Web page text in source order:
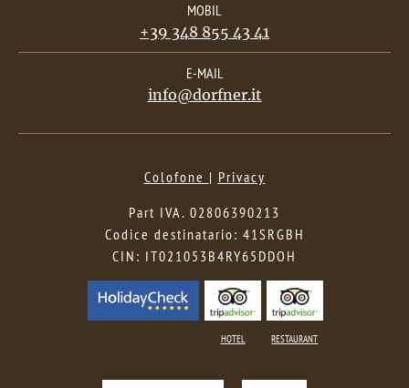
MOBIL
+39 348 855 43 41
E-MAIL
info@dorfner.it
Colofone | Privacy
Part IVA. 02806390213
Codice destinatario: 41SRGBH
CIN: IT021053B4RY65DDOH
HOTEL RESTAURANT